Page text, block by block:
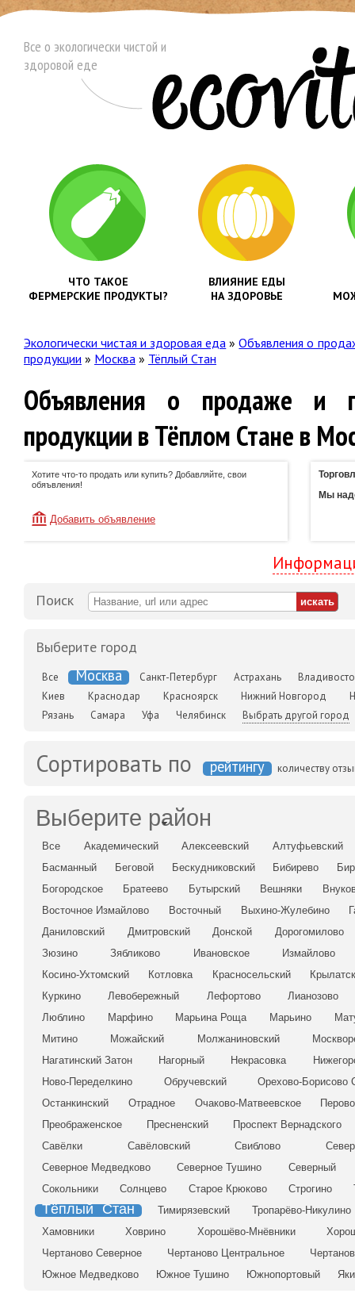
Все о экологически чистой и
здоровой еде
ЧТО ТАКОЕ
ФЕРМЕРСКИЕ ПРОДУКТЫ?
ВЛИЯНИЕ ЕДЫ
НА ЗДОРОВЬЕ
Экологически чистая и здоровая еда »Объявления о
продукции » Москва » Тёплый Стан
Объявления о продаже и
продукции в Тёплом Стане в
Хотите что-то продать или купить? Добавляйте, свои
обяъвления!
Добавить объявление
Мы
Поиск
Выберите город
Все Москва Санкт-Петербург Астрахань
Киев
Краснодар Красноярск Нижний Новгород
Рязань
Самара Уфа Челябинск Выбрать другой город
Сортировать по рейтингу количеству
Выберите район
Все Академический Алексеевский
Алтуфьевский
Басманный
Беговой Бескудниковский Бибирево
Богородское
Братеево Бутырский Вешняки
Восточное Измайлово
Восточный Выхино-Жулебино
Даниловский
Дмитровский Донской
Дорогомилово
Зюзино
Зябликово Ивановское
Измайлово
Косино-Ухтомский
Котловка Красносельский
Куркино
Левобережный Лефортово
Лианозово
Люблино
Марфино Марьина Роща Марьино
Митино
Можайский Молжаниновский
Нагатинский Затон
Нагорный Некрасовка
Ново-Переделкино
Обручевский
Орехово-Борисово
Останкинский
Отрадное Очаково-Матвеевское
Перово
Преображенское
Пресненский
Проспект Вернадского
Савёлки
Савёловский Свиблово
Северное Медведково
Северное Тушино
Северный
Сокольники
Солнцево Старое Крюково Строгино
Тёплый Стан Тимирязевский
Тропарёво-Никулино
Хамовники
Ховрино Хорошёво-Мнёвники
Чертаново Северное
Чертаново Центральное
Южное Медведково
Южное Тушино Южнопортовый